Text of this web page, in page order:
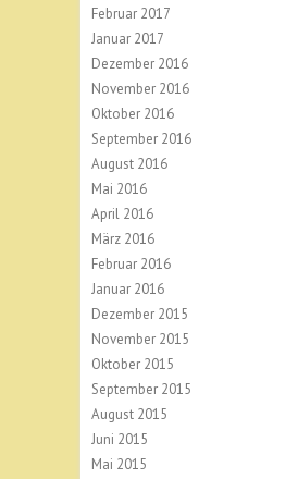
Februar 2017
Januar 2017
Dezember 2016
November 2016
Oktober 2016
September 2016
August 2016
Mai 2016
April 2016
März 2016
Februar 2016
Januar 2016
Dezember 2015
November 2015
Oktober 2015
September 2015
August 2015
Juni 2015
Mai 2015